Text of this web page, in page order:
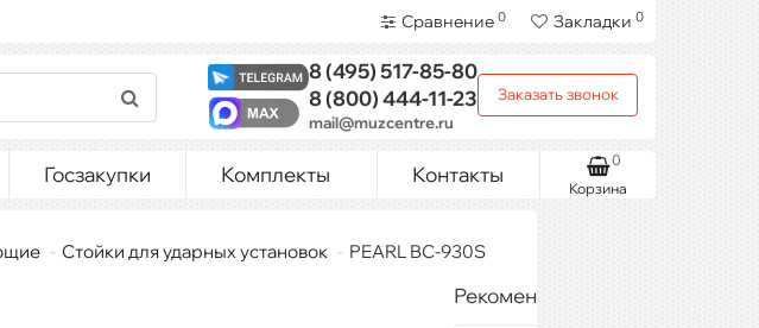
Сравнение 0 Закладки 0
8 (495)517-85-80
8 (800)444-11-23
mail@muzcentre.ru
Заказать звонок
Госзакупки Комплекты Контакты
Корзина
0
Стойки для ударных установок PEARL BC-930S
Рекомендуемые товары